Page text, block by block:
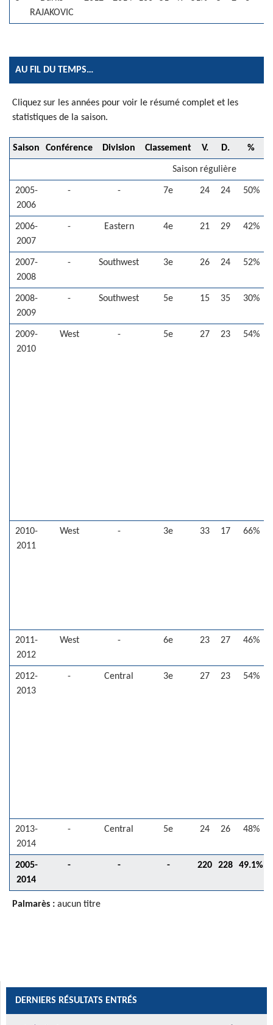
RAJAKOVIC
AU FIL DU TEMPS…
Cliquez sur les années pour voir le résumé complet et les
statistiques de la saison.
Saison Conférence Division Classement V. D. %
Saison régulière
2005-
2006
- - 7e 24 24 50%
2006-
2007
- Eastern 4e 21 29 42%
2007-
2008
- Southwest 3e 26 24 52%
2008-
2009
- Southwest 5e 15 35 30%
2009-
2010
West - 5e 27 23 54%
2010-
2011
West - 3e 33 17 66%
2011-
2012
West - 6e 23 27 46%
2012-
2013
- Central 3e 27 23 54%
2013-
2014
- Central 5e 24 26 48%
2005-
2014
- - - 220 228 49.1%
Palmarès : aucun titre
DERNIERS RÉSULTATS ENTRÉS